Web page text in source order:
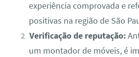
experiência comprovada e
positivas na região de São
Verificação de reputação:
um montador de móveis, é